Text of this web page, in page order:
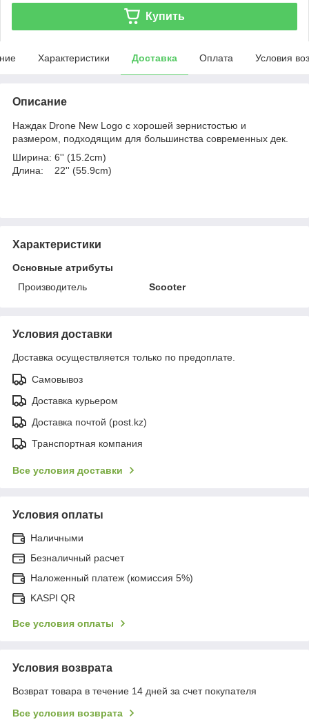
Купить
Характеристики Доставка Оплата Условия
Описание
Наждак Drone New Logo с хорошей зернистостью и
размером, подходящим для большинства современных дек.
Ширина: 6'' (15.2cm)
Длина: 22'' (55.9cm)
Характеристики
Основные атрибуты
Производитель
Scooter
Условия доставки
Доставка осуществляется только по предоплате.
Самовывоз
Доставка курьером
Доставка почтой (post.kz)
Транспортная компания
Все условия доставки
Условия оплаты
Наличными
Безналичный расчет
Наложенный платеж (комиссия 5%)
KASPI QR
Все условия оплаты
Условия возврата
Возврат товара в течение 14 дней за счет покупателя
Все условия возврата